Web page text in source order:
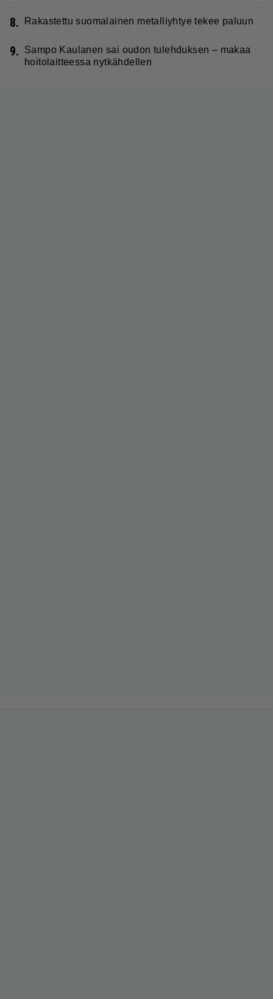
8. Rakastettu suomalainen metalliyhtye tekee paluun
9.
Sampo Kaulanen sai oudon tulehduksen – makaa
hoitolaitteessa nytkähdellen